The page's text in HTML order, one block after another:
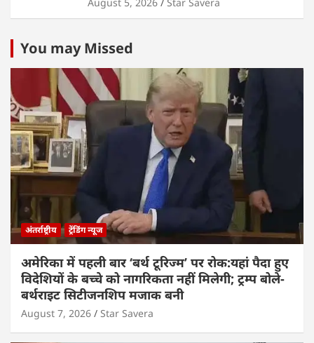
You may Missed
अंतर्राष्ट्रीय ट्रेंडिंग न्यूज
अमेरिका में पहली बार ‘बर्थ टूरिज्म’ पर रोक:यहां पैदा हुए
विदेशियों के बच्चे को नागरिकता नहीं मिलेगी; ट्रम्प बोले-
बर्थराइट सिटीजनशिप मजाक बनी
August 7, 2026 Star Savera